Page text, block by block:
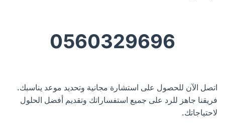
0560329696
اتصل الآن للحصول على استشارة مجانية وتحديد موعد يناسبك.
فريقنا جاهز للرد على جميع استفساراتك وتقديم أفضل الحلول
لاحتياجاتك.